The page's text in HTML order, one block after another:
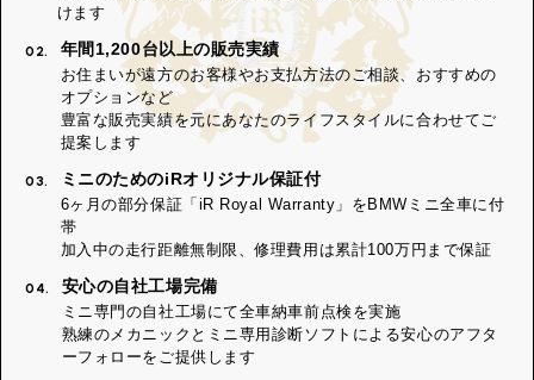
けます
02. 年間1,200台以上の販売実績
お住まいが遠方のお客様やお支払方法のご相談、おすすめの
オプションなど
豊富な販売実績を元にあなたのライフスタイルに合わせてご
提案します
03. ミニのためのiRオリジナル保証付
6ヶ月の部分保証「iR Royal Warranty」をBMWミニ全車に付
帯
加入中の走行距離無制限、修理費用は累計100万円まで保証
04. 安心の自社工場完備
ミニ専門の自社工場にて全車納車前点検を実施
熟練のメカニックとミニ専用診断ソフトによる安心のアフタ
ーフォローをご提供します